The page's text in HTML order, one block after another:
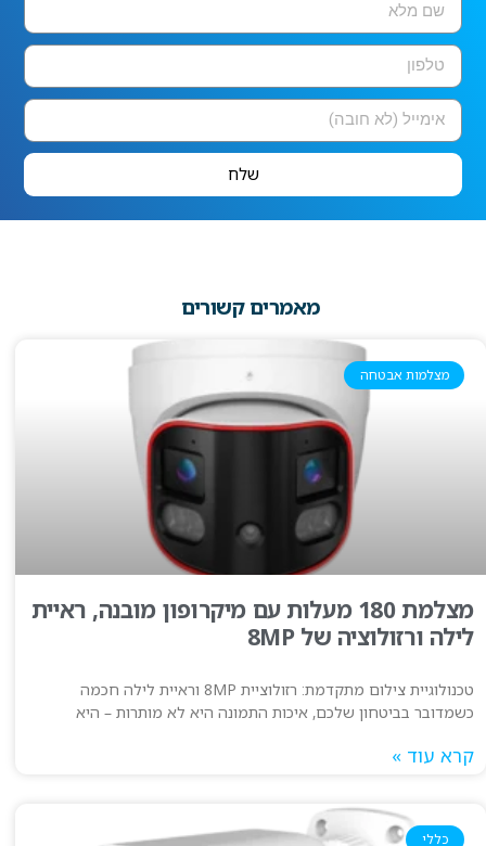
שלח
מאמרים קשורים
מצלמות אבטחה
מצלמת 180 מעלות עם מיקרופון מובנה, ראיית
לילה ורזולוציה של 8MP
טכנולוגיית צילום מתקדמת: רזולוציית 8MP וראיית לילה חכמה
כשמדובר בביטחון שלכם, איכות התמונה היא לא מותרות – היא
קרא עוד »
כללי